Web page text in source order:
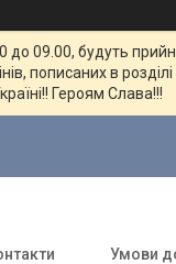
09.00, будуть
пописаних в
Героям Слава!!!
Умови